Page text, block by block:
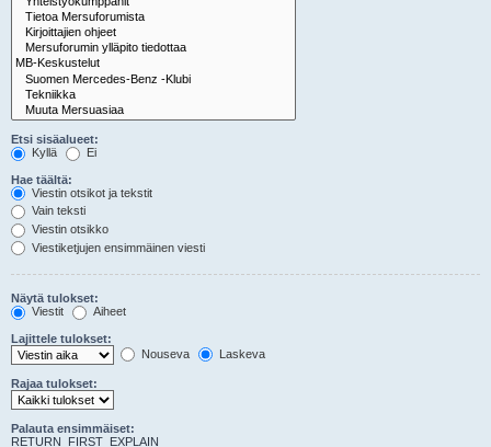
Etsi sisäalueet:
Kyllä
Ei
Hae täältä:
Viestin otsikot ja tekstit
Vain teksti
Viestin otsikko
Viestiketjujen ensimmäinen viesti
Näytä tulokset:
Viestit
Aiheet
Lajittele tulokset:
Nouseva
Laskeva
Rajaa tulokset:
Palauta ensimmäiset:
RETURN_FIRST_EXPLAIN